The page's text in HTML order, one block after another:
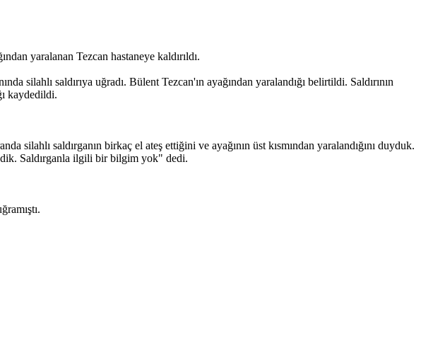
yaralanan Tezcan hastaneye kaldırıldı.
silahlı saldırıya uğradı. Bülent Tezcan'ın ayağından yaralandığı belirtildi. Saldırının
kaydedildi.
saldırganın birkaç el ateş ettiğini ve ayağının üst kısmından yaralandığını duyduk.
Saldırganla ilgili bir bilgim yok" dedi.